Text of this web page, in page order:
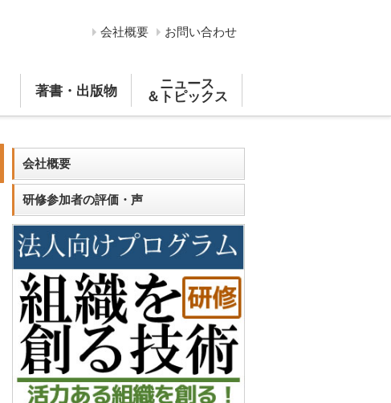
お問い合わせ
会社概要
著書・出版物
ニュース
＆トピックス
会社概要
研修参加者の評価・声